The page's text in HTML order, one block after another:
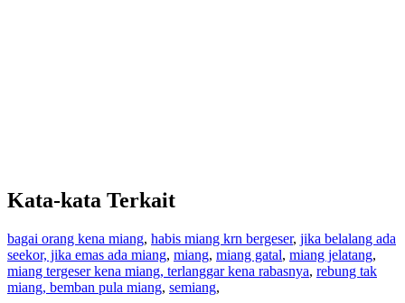
Kata-kata Terkait
bagai orang kena miang, habis miang krn bergeser, jika belalang ada
seekor, jika emas ada miang, miang, miang gatal, miang jelatang,
miang tergeser kena miang, terlanggar kena rabasnya, rebung tak
miang, bemban pula miang, semiang,